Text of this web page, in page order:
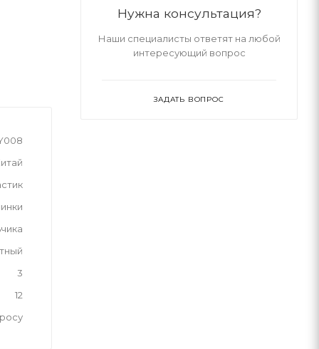
3
12
Нужна консультация?
Наши специалисты ответят на любой
интересующий вопрос
ЗАДАТЬ ВОПРОС